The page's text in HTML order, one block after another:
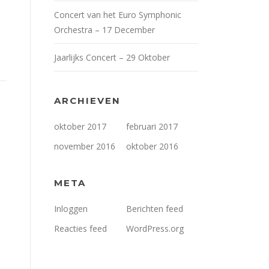
Concert van het Euro Symphonic
Orchestra – 17 December
Jaarlijks Concert – 29 Oktober
ARCHIEVEN
oktober 2017
februari 2017
november 2016
oktober 2016
META
Inloggen
Berichten feed
Reacties feed
WordPress.org